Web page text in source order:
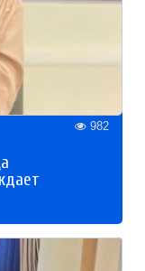
982